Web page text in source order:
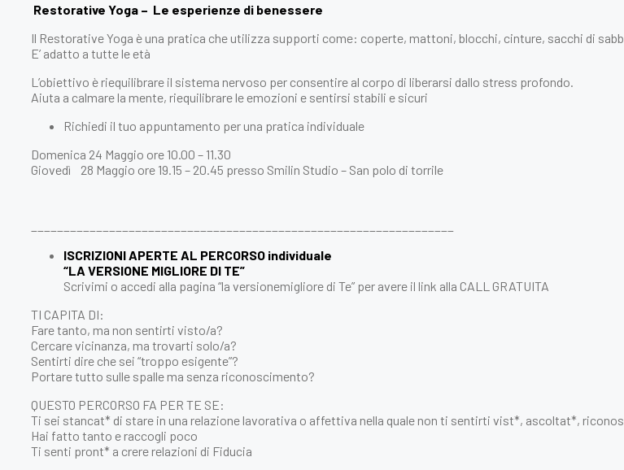
Restorative Yoga – Le esperienze di benessere
Il Restorative Yoga è una pratica che utilizza supporti come: coperte, mattoni, blocchi, cinture, sacchi di
E’ adatto a tutte le età
L’obiettivo è riequilibrare il sistema nervoso per consentire al corpo di liberarsi dallo stress profondo.
Aiuta a calmare la mente, riequilibrare le emozioni e sentirsi stabili e sicuri
Richiedi il tuo appuntamento per una pratica individuale
Domenica 24 Maggio ore 10.00 – 11.30
Giovedì 28 Maggio ore 19.15 – 20.45 presso Smilin Studio – San polo di torrile
ISCRIZIONI APERTE AL PERCORSO individuale
“LA VERSIONE MIGLIORE DI TE”
Scrivimi o accedi alla pagina “la versionemigliore di Te” per avere il link alla CALL GRATUITA
TI CAPITA DI:
Fare tanto, ma non sentirti visto/a?
Cercare vicinanza, ma trovarti solo/a?
Sentirti dire che sei “troppo esigente”?
Portare tutto sulle spalle ma senza riconoscimento?
QUESTO PERCORSO FA PER TE SE:
Ti sei stancat* di stare in una relazione lavorativa o affettiva nella quale non ti sentirti vist*, ascoltat*,
Hai fatto tanto e raccogli poco
Ti senti pront* a crere relazioni di Fiducia